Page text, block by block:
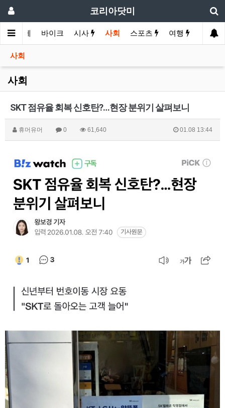
코리아닷미
경제 바이크 시사 사회 스포츠 여행 유머
사회
사회
SKT 점유율 회복 신호탄?…현장 분위기 살펴보니
휴머유머 0 61,640 01.08 13:44